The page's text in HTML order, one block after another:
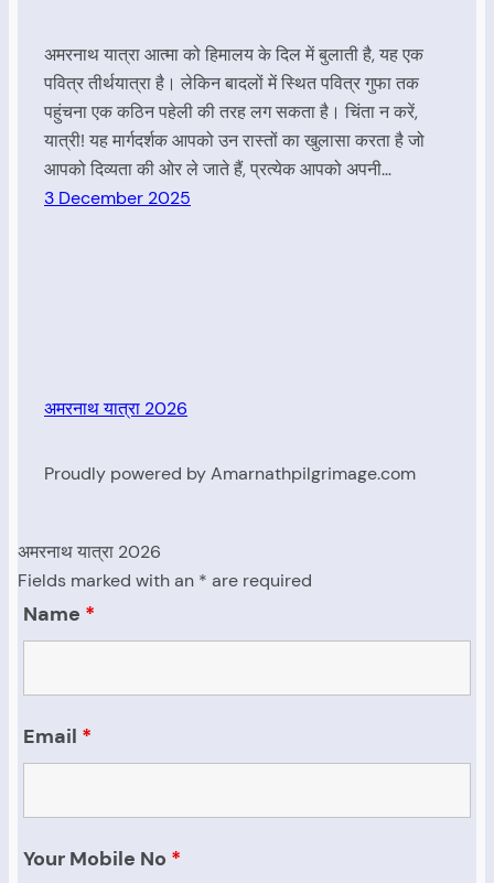
अमरनाथ यात्रा आत्मा को हिमालय के दिल में बुलाती है, यह एक
पवित्र तीर्थयात्रा है। लेकिन बादलों में स्थित पवित्र गुफा तक
पहुंचना एक कठिन पहेली की तरह लग सकता है। चिंता न करें,
यात्री! यह मार्गदर्शक आपको उन रास्तों का खुलासा करता है जो
आपको दिव्यता की ओर ले जाते हैं, प्रत्येक आपको अपनी…
3 December 2025
अमरनाथ यात्रा 2026
Proudly powered by Amarnathpilgrimage.com
अमरनाथ यात्रा 2026
Fields marked with an * are required
Name *
Email *
Your Mobile No *